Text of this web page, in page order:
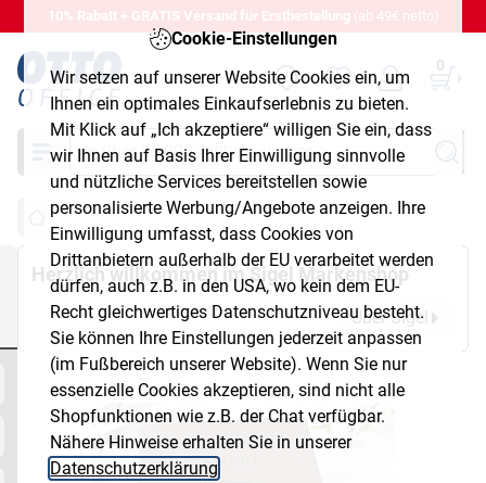
Cookie-Einstellungen
Wir setzen auf unserer Website Cookies ein, um
Ihnen ein optimales Einkaufserlebnis zu bieten.
Mit Klick auf „Ich akzeptiere“ willigen Sie ein, dass
wir Ihnen auf Basis Ihrer Einwilligung sinnvolle
und nützliche Services bereitstellen sowie
personalisierte Werbung/Angebote anzeigen. Ihre
Einwilligung umfasst, dass Cookies von
Drittanbietern außerhalb der EU verarbeitet werden
dürfen, auch z.B. in den USA, wo kein dem EU-
Recht gleichwertiges Datenschutzniveau besteht.
Sie können Ihre Einstellungen jederzeit anpassen
(im Fußbereich unserer Website). Wenn Sie nur
essenzielle Cookies akzeptieren, sind nicht alle
Shopfunktionen wie z.B. der Chat verfügbar.
Nähere Hinweise erhalten Sie in unserer
Datenschutzerklärung
10% Rabatt + GRATIS Versand für Erstbestellung (ab 49€ netto)
0
Suche
Herzlich willkommen im Sigel Markenshop
Über Sigel